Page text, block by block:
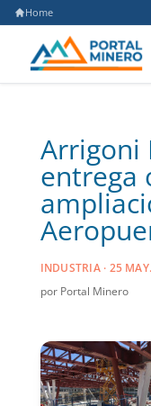
Home
Arrigoni
entrega
INDUSTRIA · 25
por Portal Minero